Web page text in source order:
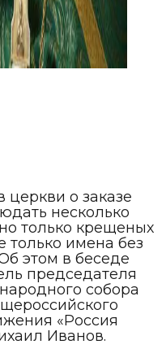
церкви о заказе
несколько
только крещеных
только имена без
этом в беседе
председателя
собора
«Россия
Иванов.